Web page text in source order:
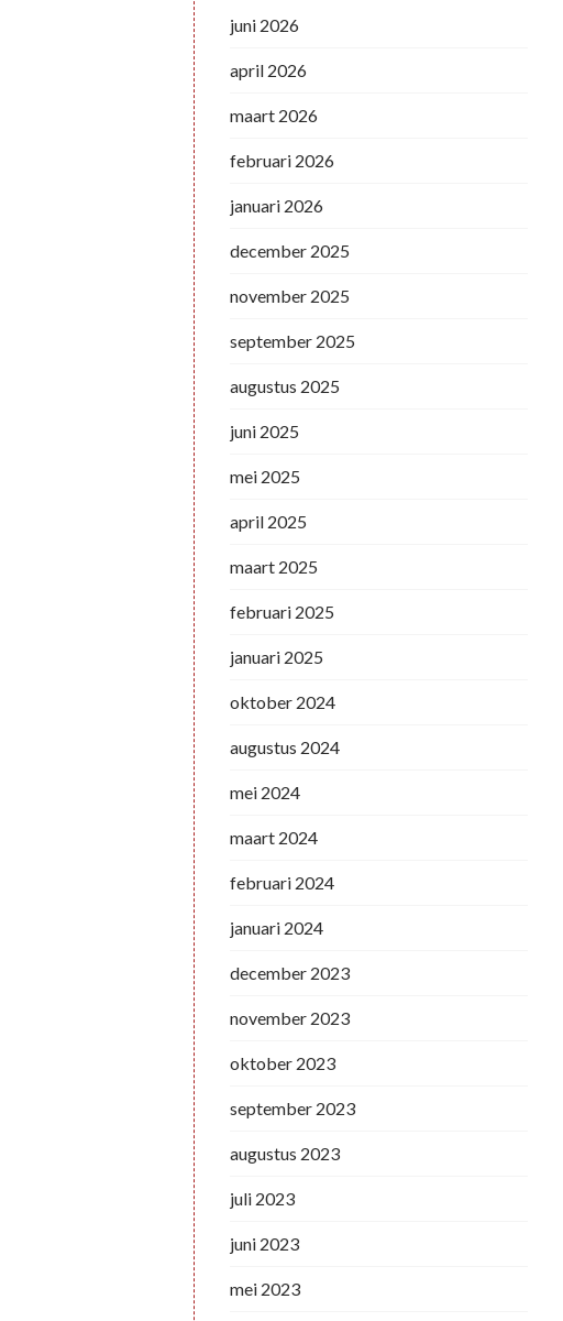
juni 2026
april 2026
maart 2026
februari 2026
januari 2026
december 2025
november 2025
september 2025
augustus 2025
juni 2025
mei 2025
april 2025
maart 2025
februari 2025
januari 2025
oktober 2024
augustus 2024
mei 2024
maart 2024
februari 2024
januari 2024
december 2023
november 2023
oktober 2023
september 2023
augustus 2023
juli 2023
juni 2023
mei 2023